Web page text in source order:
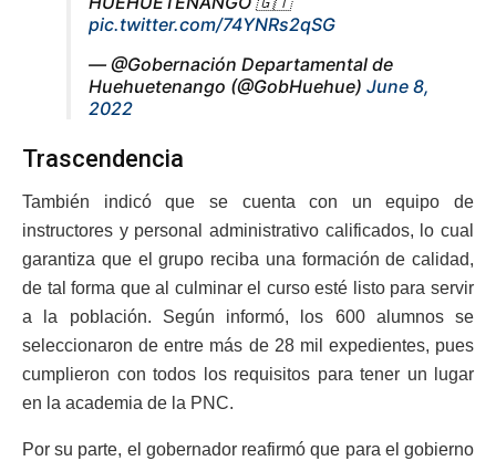
pic.twitter.com/74YNRs2qSG
— @Gobernación Departamental de
Huehuetenango (@GobHuehue) June 8,
2022
Trascendencia
También indicó que se cuenta con un equipo de
instructores y personal administrativo calificados, lo cual
garantiza que el grupo reciba una formación de calidad,
de tal forma que al culminar el curso esté listo para servir
a la población. Según informó, los 600 alumnos se
seleccionaron de entre más de 28 mil expedientes, pues
cumplieron con todos los requisitos para tener un lugar
en la academia de la PNC.
Por su parte, el gobernador reafirmó que para el gobierno